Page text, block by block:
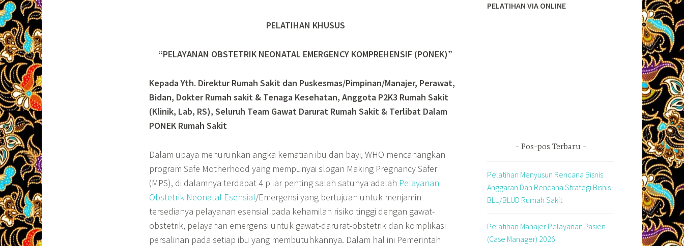
PELATIHAN KHUSUS
“PELAYANAN OBSTETRIK NEONATAL EMERGENCY KOMPREHENSIF (PONEK)”
Kepada Yth. Direktur Rumah Sakit dan Puskesmas/Pimpinan/Manajer, Perawat,
Bidan, Dokter Rumah sakit & Tenaga Kesehatan, Anggota P2K3 Rumah Sakit
(Klinik, Lab, RS), Seluruh Team Gawat Darurat Rumah Sakit & Terlibat Dalam
PONEK Rumah Sakit
Dalam upaya menurunkan angka kematian ibu dan bayi, WHO mencanangkan
program Safe Motherhood yang mempunyai slogan Making Pregnancy Safer
(MPS), di dalamnya terdapat 4 pilar penting salah satunya adalah Pelayanan
Obstetrik Neonatal Esensial/Emergensi yang bertujuan untuk menjamin
tersedianya pelayanan esensial pada kehamilan risiko tinggi dengan gawat-
obstetrik, pelayanan emergensi untuk gawat-darurat-obstetrik dan komplikasi
persalinan pada setiap ibu yang membutuhkannya. Dalam hal ini Pemerintah
PELATIHAN VIA ONLINE
Pos-pos Terbaru
Pelatihan Menyusun Rencana Bisnis
Anggaran Dan Rencana Strategi Bisnis
BLU/BLUD Rumah Sakit
Pelatihan Manajer Pelayanan Pasien
(Case Manager) 2026